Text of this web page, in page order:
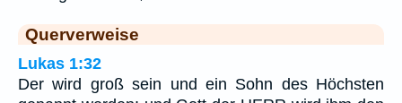
Querverweise
Lukas 1:32
Der wird groß sein und ein Sohn des Höchsten